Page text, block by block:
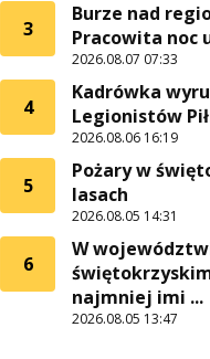
3
Burze nad
Pracowita noc
2026.08.07 07:33
4
Kadrówka
Legionistów
2026.08.06 16:19
5
Pożary w
lasach
2026.08.05 14:31
6
W
najmniej imi ...
2026.08.05 13:47